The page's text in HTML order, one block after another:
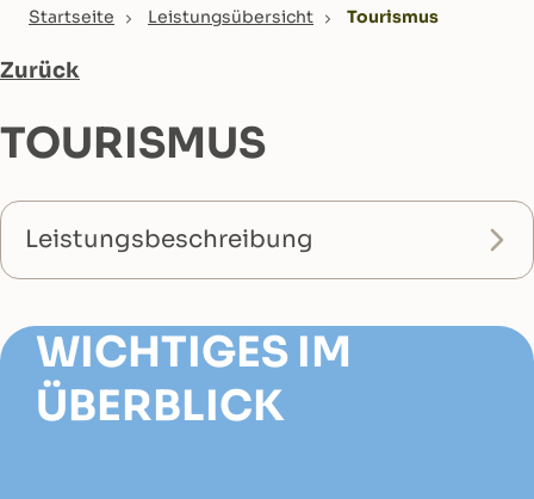
You are here:
Startseite Leistungsübersicht Tourismus
Zurück
TOURISMUS
Leistungsbeschreibung
WICHTIGES IM
ÜBERBLICK